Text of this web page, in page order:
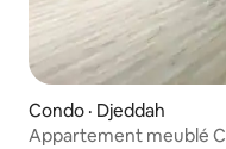
Condo · Djeddah
Appartement meublé C